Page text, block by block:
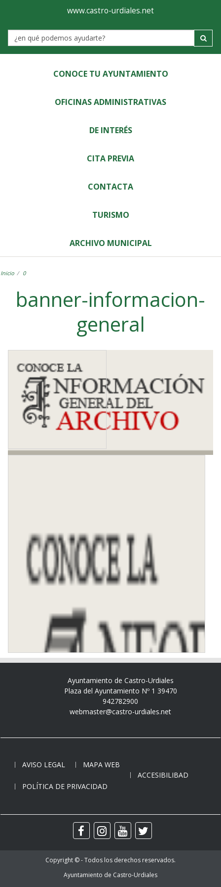
Ayuntamiento
de
Castro-
Urdiales
www.castro-urdiales.net
Label
CONOCE TU AYUNTAMIENTO
OFICINAS ADMINISTRATIVAS
DE INTERÉS
CITA PREVIA
CONTACTA
TURISMO
ARCHIVO MUNICIPAL
Inicio 0
banner-informacion-
general
Ayuntamiento de Castro-Urdiales
Plaza del Ayuntamiento Nº 1 39470
942782900
webmaster@castro-urdiales.net
AVISO LEGAL
MAPA WEB
ACCESIBILIBAD
POLÍTICA DE PRIVACIDAD
Copyright © - Todos los derechos reservados.
Ayuntamiento de Castro-Urdiales